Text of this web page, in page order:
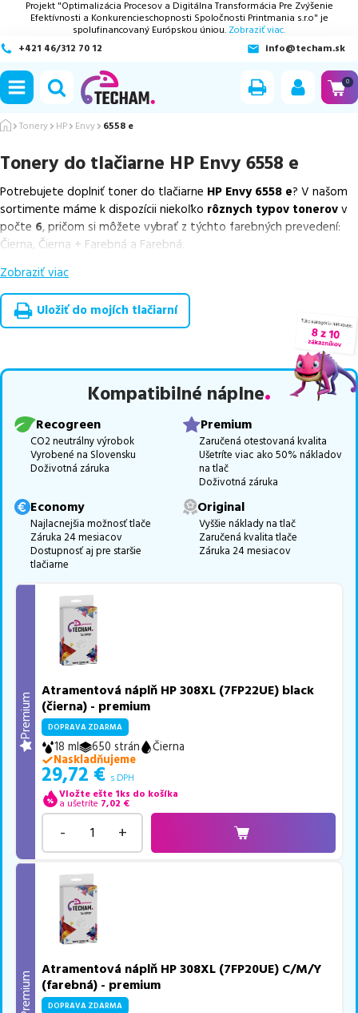
Projekt "Optimalizácia Procesov a Digitálna Transformácia Pre Zvýšenie
Efektívnosti a Konkurencieschopnosti Spoločnosti Printmania s.r.o" je
spolufinancovaný Európskou úniou. Zobraziť viac.
+421 46/312 70 12
info@techam.sk
0
Tonery HP Envy 6558 e
Tonery do tlačiarne HP Envy 6558 e
Potrebujete doplniť toner do tlačiarne HP Envy 6558 e? V našom
sortimente máme k dispozícii niekoľko rôznych typov tonerovv
počte 6, pričom si môžete vybrať z týchto farebných prevedení:
Čierna, Čierna + Farebná a Farebná.
Z uvedeného množstva dostupných náplní
náplnev počte4ks, ako ajcenovo výhodnejšie alternatívy,
ktoré plne zachovávajú kvalitu tlače
overené náhrady v rôznych triedach
, medzi ktoré patríšpičková
Celá táto certifikovaná ponuka, spĺňajúca normy ISO 9001 a 14001,
zaručuje bezproblémovú tlač.Najlacnejší produktu nás nájdete
Vieme, že pri nákupe zohráva dôležitú úlohu aj dostupnosť. Preto
sa snažímepravidelne naskladňovať produkty, aby boli ihneď k
dispozícii na odoslanie.
Aktuálne máme k tejto tlačiarni
Ak si pri výbere nie ste istí, ktoré riešenie je pre vaše potreby
najvhodnejšie, alebo máte akékoľvek ďalšie otázky, môžete sa na
nás kedykoľvek obrátiť e-mailom alebo telefonicky. Sme tu, aby
Zobraziť viac
Uložiť do mojích tlačiarní
Kompatibilné náplne
Recogreen
CO2 neutrálny výrobok
Vyrobené na Slovensku
Doživotná záruka
Premium
Zaručená otestovaná kvalita
Ušetríte viac ako 50% nákladov
na tlač
Doživotná záruka
Economy
Najlacnejšia možnosť tlače
Záruka 24 mesiacov
Dostupnosť aj pre staršie
tlačiarne
Original
Vyššie náklady na tlač
Zaručená kvalita tlače
Záruka 24 mesiacov
Premium
Atramentová náplň HP 308XL (7FP22UE) black
(čierna) - premium
DOPRAVA ZDARMA
18 ml 650 strán
Čierna
Naskladňujeme
29,72 € s DPH
Vložte ešte 1ks do košíka
a ušetríte 7,02 €
- +
Premium
Atramentová náplň HP 308XL (7FP20UE) C/M/Y
(farebná) - premium
DOPRAVA ZDARMA